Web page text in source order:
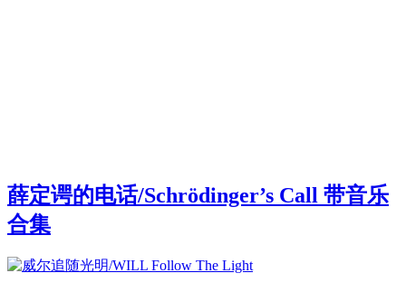
薛定谔的电话/Schrödinger’s Call 带音乐
合集